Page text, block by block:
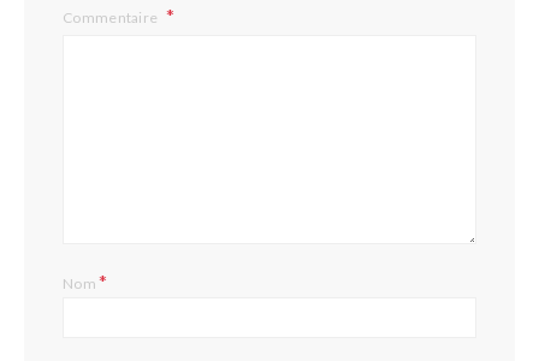
Commentaire
Nom*